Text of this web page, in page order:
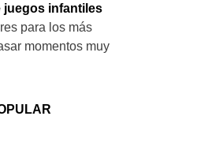
juegos infantiles
para los más
momentos muy